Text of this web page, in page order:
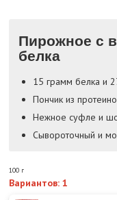
Пирожное с
белка
15 грамм белка и
Пончик из
Нежное суфле и
Сывороточный и
100 г
Вариантов: 1